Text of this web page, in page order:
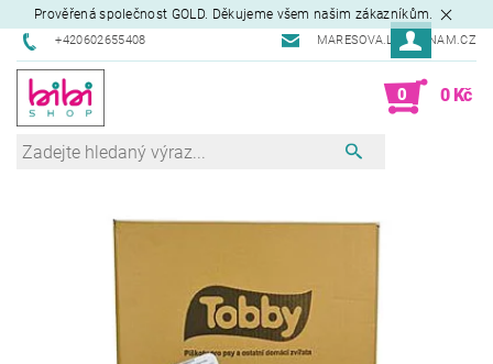
Prověřená společnost GOLD. Děkujeme všem našim zákazníkům.
+420602655408 MARESOVA.L@SEZNAM.CZ
0 0 Kč